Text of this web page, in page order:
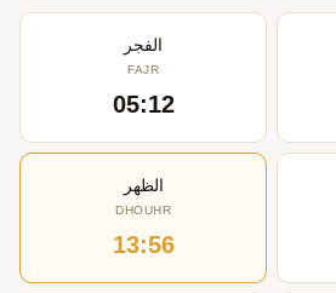
الفجر
FAJR
05:12
الظهر
DHOUHR
13:56